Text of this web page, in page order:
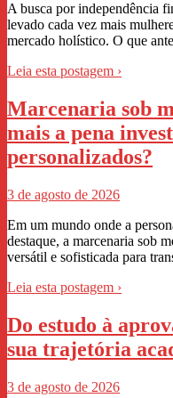
A busca por independência
levado cada vez mais
mercado holístico. O que
Leia esta postagem ›
Marcenaria sob
mais a pena
personalizados?
3 de agosto de 2026
Em um mundo onde a
destaque, a marcenaria sob
versátil e sofisticada para
Leia esta postagem ›
Do estudo à
sua trajetória
3 de agosto de 2026